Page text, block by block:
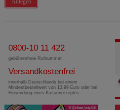
Anlegen
0800-10 11 422
gebührenfreie Rufnummer
Versandkostenfrei
innerhalb Deutschlands bei einem
Mindestbestellwert von 13,99 Euro oder bei
Einsendung eines Kassenrezeptes